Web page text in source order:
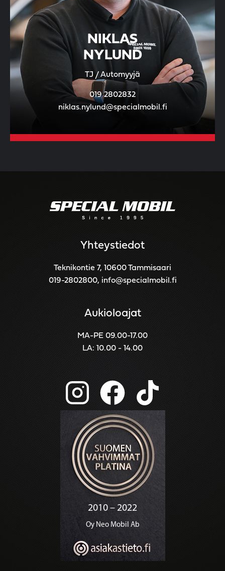
NIKLAS
NYLUND
TJ / Automyyjä
019 2802832
niklas.nylund@specialmobil.fi
Yhteystiedot
Teknikontie 7, 10600 Tammisaari
019-2802800, info@specialmobil.fi
Aukioloajat
MA-PE 09.00-17.00
LA: 10.00 - 14.00